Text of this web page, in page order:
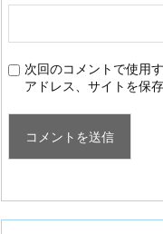
次回のコメントで使用
アドレス、サイトを保存